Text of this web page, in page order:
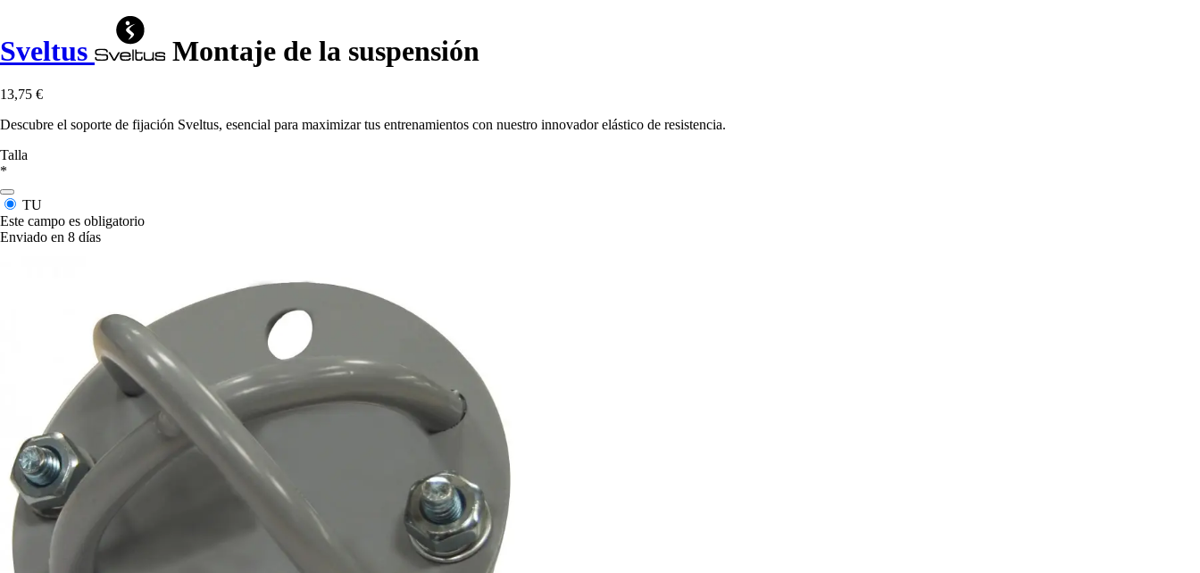
Sveltus Montaje de la suspensión
13,75 €
Descubre el soporte de fijación Sveltus, esencial para maximizar tus entrenamientos con nuestro innovador elástico de resistencia.
Talla
*
TU
Este campo es obligatorio
Enviado en 8 días